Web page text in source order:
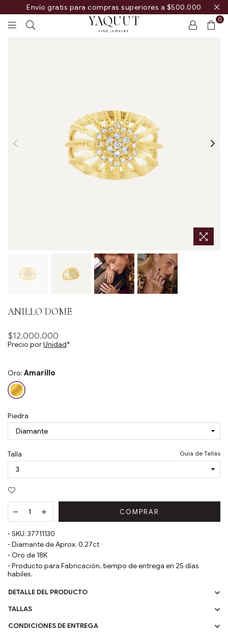
Envío gratis para compras superiores a $500.000
0
ANILLO DOME
Precio
habitual
$12.000.000
Precio porUnidad*
Oro: Amarillo
Piedra
Talla Guia de Tallas
COMPRAR
- SKU: 37711130
-Diamante de Aprox. 0.27ct
- Oro de18K
- Producto para Fabricación, tiempo de entrega en 25 días
habiles.
DETALLE DEL PRODUCTO
TALLAS
CONDICIONES DE ENTREGA